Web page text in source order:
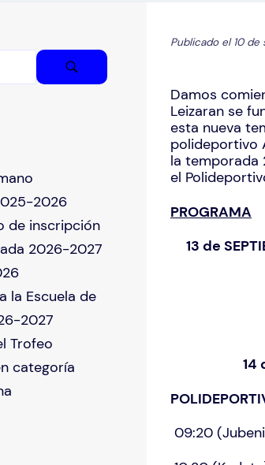
Publicado el 10
Damos
Leizaran se
esta nueva
polideportivo
la temporada
el
PROGRAMA
13 de
14
09:20
2026
de inscripción
2026-2027
la Escuela de
2027
Trofeo
categoría